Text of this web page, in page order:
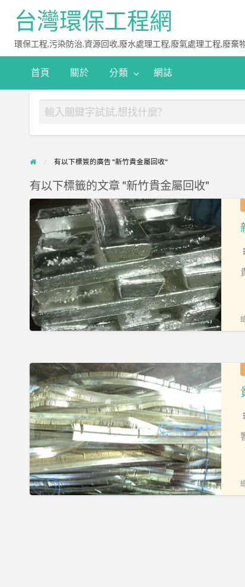
台灣環保工程網
環保工程,污染防治,資源回收,廢水處理工程,廢氣處理工程,廢棄
首頁 關於 分類 網誌
有以下標簽的廣告 "新竹貴金屬回收"
有以下標籤的文章 "新竹貴金屬回收"
新
竹
貴
金
屬
回
收
桃
園
金
屬
回
收
環
球
貴
金
屬
貴
金
屬
回
收
金
揚
貴
金